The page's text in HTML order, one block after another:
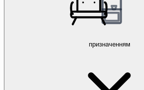
призначенням